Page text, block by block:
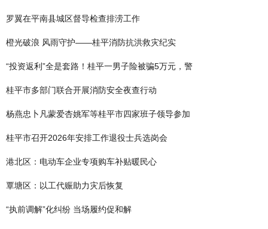
罗翼在平南县城区督导检查排涝工作
橙光破浪 风雨守护——桂平消防抗洪救灾纪实
“投资返利”全是套路！桂平一男子险被骗5万元，警
桂平市多部门联合开展消防安全夜查行动
杨燕忠卜凡蒙爱杏姚军等桂平市四家班子领导参加
桂平市召开2026年安排工作退役士兵选岗会
港北区：电动车企业专项购车补贴暖民心
覃塘区：以工代赈助力灾后恢复
“执前调解”化纠纷 当场履约促和解